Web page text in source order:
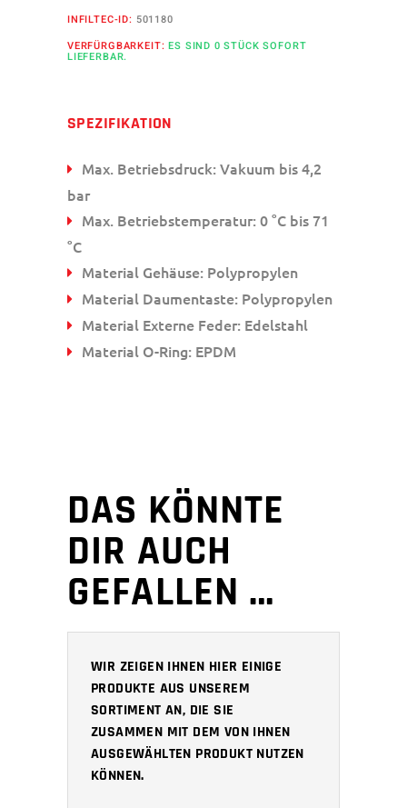
INFILTEC-ID: 501180
VERFÜRGBARKEIT:ES SIND 0 STÜCK SOFORT
LIEFERBAR.
SPEZIFIKATION
Max. Betriebsdruck: Vakuum bis 4,2
bar
Max. Betriebstemperatur: 0 °C bis 71
°C
Material Gehäuse: Polypropylen
Material Daumentaste: Polypropylen
Material Externe Feder: Edelstahl
Material O-Ring: EPDM
DAS KÖNNTE
DIR AUCH
GEFALLEN …
WIR ZEIGEN IHNEN HIER EINIGE
PRODUKTE AUS UNSEREM
SORTIMENT AN, DIE SIE
ZUSAMMEN MIT DEM VON IHNEN
AUSGEWÄHLTEN PRODUKT NUTZEN
KÖNNEN.